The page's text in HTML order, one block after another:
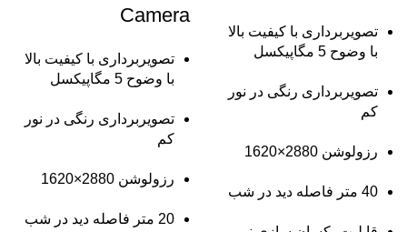
تصویربرداری با کیفیت بالا
با وضوح 5 مگاپیکسل
تصویربرداری رنگی در نور
کم
رزولوشن 2880×1620
40 متر فاصله دید در شب
Camera
تصویربرداری با کیفیت بالا
با وضوح 5 مگاپیکسل
تصویربرداری رنگی در نور
کم
رزولوشن 2880×1620
20 متر فاصله دید در شب